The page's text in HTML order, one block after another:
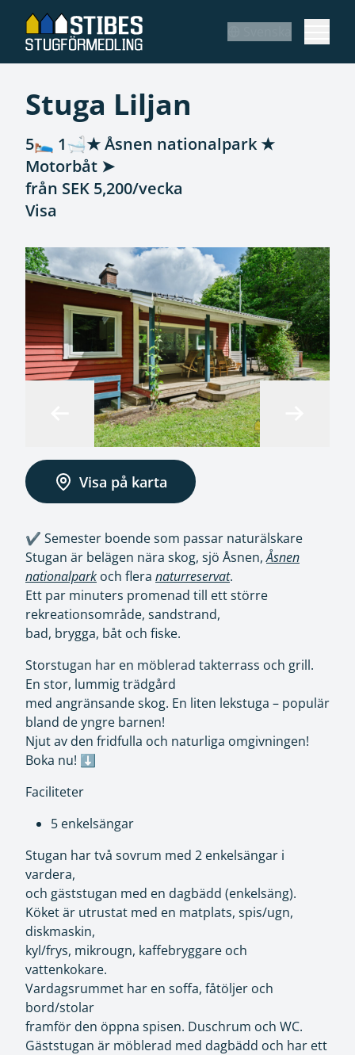
Stuga Liljan
5🛌 1🛁★ Åsnen nationalpark ★
Motorbåt ➤
från SEK 5,200/vecka
Visa
Visa på karta
✔️ Semester boende som passar naturälskare
Stugan är belägen nära skog, sjö Åsnen,Åsnen
nationalpark och flera naturreservat.
Ett par minuters promenad till ett större
rekreationsområde, sandstrand,
bad, brygga, båt och fiske.
Storstugan har en möblerad takterrass och grill.
En stor, lummig trädgård
med angränsande skog. En liten lekstuga – populär
bland de yngre barnen!
Njut av den fridfulla och naturliga omgivningen!
Boka nu! ⬇️
Faciliteter
5 enkelsängar
Stugan har två sovrum med 2 enkelsängar i
vardera,
och gäststugan med en dagbädd (enkelsäng).
Köket är utrustat med en matplats, spis/ugn,
diskmaskin,
kyl/frys, mikrougn, kaffebryggare och
vattenkokare.
Vardagsrummet har en soffa, fåtöljer och
bord/stolar
framför den öppna spisen. Duschrum och WC.
Gäststugan är möblerad med dagbädd och har ett